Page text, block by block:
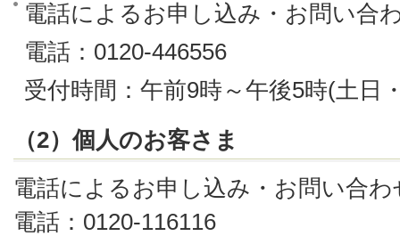
電話によるお申し込み・お問い合
電話：0120-446556
受付時間：午前9時～午後5時(土日
（2）個人のお客さま
電話によるお申し込み・お問い合わ
電話：0120-116116